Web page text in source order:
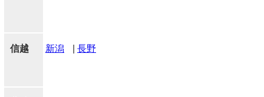
信越 新潟 長野